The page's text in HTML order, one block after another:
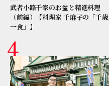
武者小路千家のお盆と精進料理
（前編）【料理家 千麻子の「千歳
一食」】